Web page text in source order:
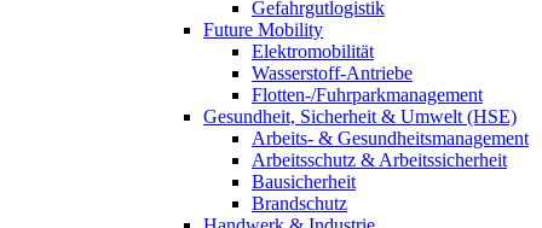
Gefahrgutlogistik
Future Mobility
Elektromobilität
Wasserstoff-Antriebe
Flotten-/Fuhrparkmanagement
Gesundheit, Sicherheit & Umwelt (HSE)
Arbeits- & Gesundheitsmanagement
Arbeitsschutz & Arbeitssicherheit
Bausicherheit
Brandschutz